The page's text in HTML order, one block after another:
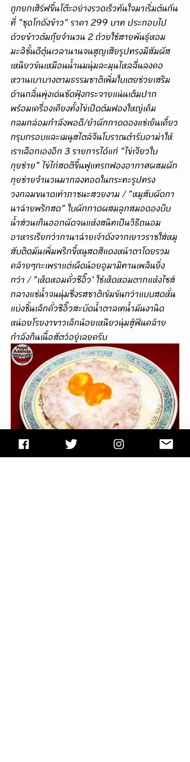
ถูกยกเสิร์ฟขึ้นโต๊ะอย่างรวดเร็วทันใจมาเริ่มต้นกัน
ที่ "ชุดโกดังข้าว" ราคา 299 บาท ประกอบไป
ด้วยข้าวต้มกุ๊ยจำนวน 2 ถ้วยใช้สายพันธุ์หอม
มะลิชั้นดีตุ๋นเวลานานจนสูญเสียรูปทรงมีสัมผัส
เหนียวข้นเหมือนน้ำนมนุ่มละมุนไหลลื่นลงคอ
หวานเบาบางตามธรรมชาติเพิ่มใบเตยช่วยเสริม
ด้านกลิ่นพุ่งเด่นชัดฟุ้งกระจายแน่นเต็มปาก
พร้อมเครื่องเคียงทั้งไข่เป็ดต้มฟองใหญ่เค็ม
กลมกล่อมกำลังพอดี/ยำผักกาดดองแช่เย็นเคี้ยว
กรุบกรอบและเมนูสไตล์จีนโบราณตำรับอาม่าให้
เราเลือกเองอีก 3 รายการได้แก่ "ไข่เจียวใบ
กุยช่าย" ไข่ไก่สดตีขึ้นฟูแทรกฟองอากาศผสมผัก
กุยช่ายจำนวนมากลงทอดในกระทะรูปทรง
วงกลมขนาดเท่าภาชนะสวยงาม / "หมูสับผัดกา
นาฉ่ายพริกสด" ใบผักกาดผสมลูกสมอดองบีบ
น้ำส่วนเกินออกผัดจนแห้งสนิทเป็นวิธีถนอม
อาหารเรียกว่ากานาฉ่ายเจ้าดังจากเยาวราชใส่หมู
สับติดมันเพิ่มพริกขี้หนูสดสีแดงหน้าตาโดยรวม
คล้ายๆกะเพราแต่เผ็ดน้อยอูมามิทานเพลินยิ่ง
กว่า / "เห็ดหอมคั่วซีอิ๊ว' ใช้เห็ดหอมตากแห้งไซส์
กลางแช่น้ำจนนุ่มซึ่งรสชาติเข้มข้นกว่าแบบสดหั่น
แบ่งชิ้นเล็กคั่วซีอิ๊วสะบัดน้ำตาลเทน้ำมันงานิด
หน่อยโรยงาขาวเล็กน้อยเหนียวนุ่มสู้ฟันคล้าย
กำลังกินเนื้อสัตว์อยู่เลยครับ